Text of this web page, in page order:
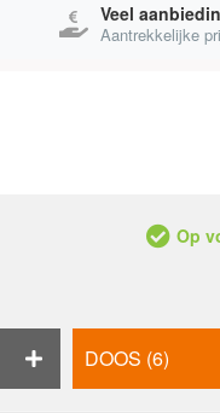
Veel
Aantrekkelijke
Op
DOOS (6)